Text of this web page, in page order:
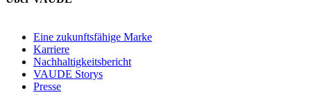
Eine zukunftsfähige Marke
Karriere
Nachhaltigkeitsbericht
VAUDE Storys
Presse